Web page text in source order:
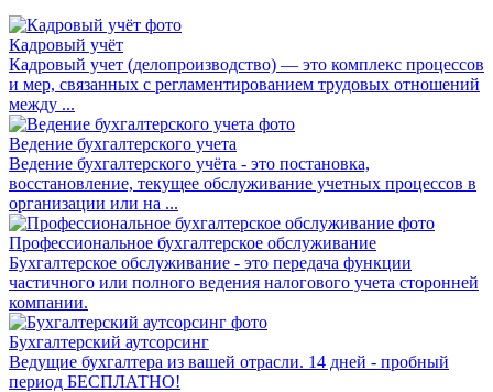
Кадровый учёт
Кадровый учет (делопроизводство) — это комплекс процессов
и мер, связанных с регламентированием трудовых отношений
между ...
Ведение бухгалтерского учета
Ведение бухгалтерского учёта - это постановка,
восстановление, текущее обслуживание учетных процессов в
организации или на ...
Профессиональное бухгалтерское обслуживание
Бухгалтерское обслуживание - это передача функции
частичного или полного ведения налогового учета сторонней
компании.
Бухгалтерский аутсорсинг
Ведущие бухгалтера из вашей отрасли. 14 дней - пробный
период БЕСПЛАТНО!